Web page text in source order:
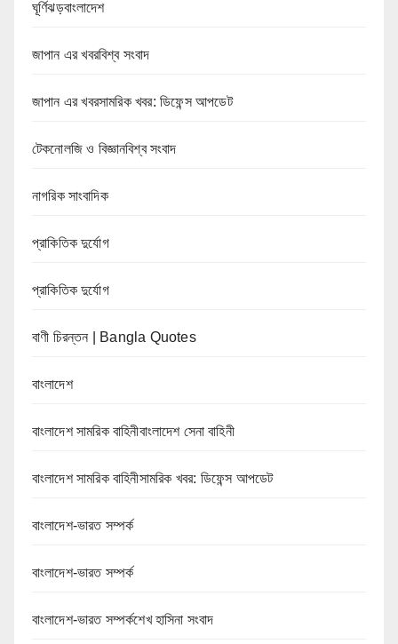
ঘূর্ণিঝড়বাংলাদেশ
জাপান এর খবরবিশ্ব সংবাদ
জাপান এর খবরসামরিক খবর: ডিফেন্স আপডেট
টেকনোলজি ও বিজ্ঞানবিশ্ব সংবাদ
নাগরিক সাংবাদিক
প্রাকিতিক দুর্যোগ
প্রাকিতিক দুর্যোগ
বাণী চিরন্তন | Bangla Quotes
বাংলাদেশ
বাংলাদেশ সামরিক বাহিনীবাংলাদেশ সেনা বাহিনী
বাংলাদেশ সামরিক বাহিনীসামরিক খবর: ডিফেন্স আপডেট
বাংলাদেশ-ভারত সম্পর্ক
বাংলাদেশ-ভারত সম্পর্ক
বাংলাদেশ-ভারত সম্পর্কশেখ হাসিনা সংবাদ